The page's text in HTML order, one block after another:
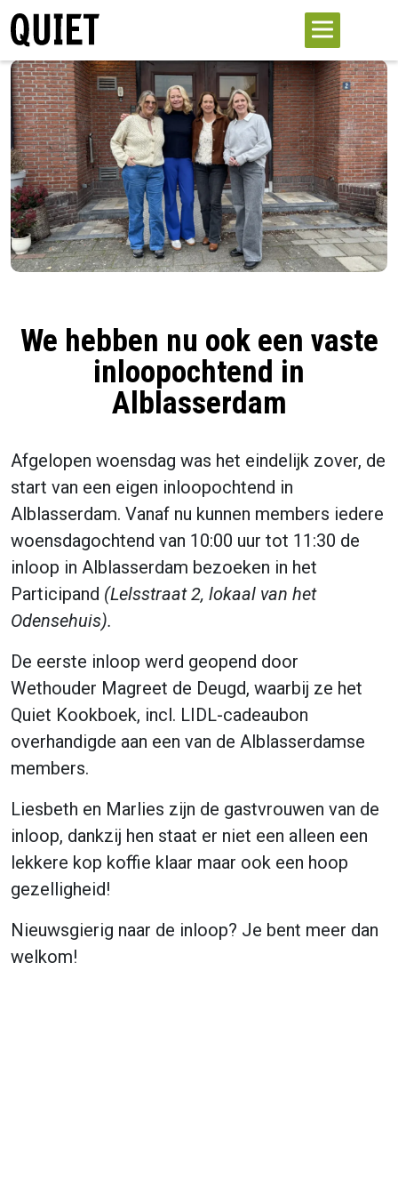
We hebben nu ook een vaste
inloopochtend in
Alblasserdam
Afgelopen woensdag was het eindelijk zover, de
start van een eigen inloopochtend in
Alblasserdam. Vanaf nu kunnen members iedere
woensdagochtend van 10:00 uur tot 11:30 de
inloop in Alblasserdam bezoeken in het
Participand (Lelsstraat 2, lokaal van het
Odensehuis).
De eerste inloop werd geopend door
Wethouder Magreet de Deugd, waarbij ze het
Quiet Kookboek, incl. LIDL-cadeaubon
overhandigde aan een van de Alblasserdamse
members.
Liesbeth en Marlies zijn de gastvrouwen van de
inloop, dankzij hen staat er niet een alleen een
lekkere kop koffie klaar maar ook een hoop
gezelligheid!
Nieuwsgierig naar de inloop? Je bent meer dan
welkom!